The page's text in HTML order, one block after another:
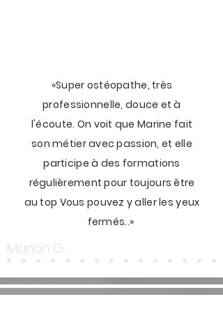
TÉMOIGNAGES
«Super ostéopathe, très
professionnelle, douce et à
l'écoute. On voit que Marine fait
son métier avec passion, et elle
participe à des formations
régulièrement pour toujours être
au top Vous pouvez y aller les yeux
fermés..»
Manon G.